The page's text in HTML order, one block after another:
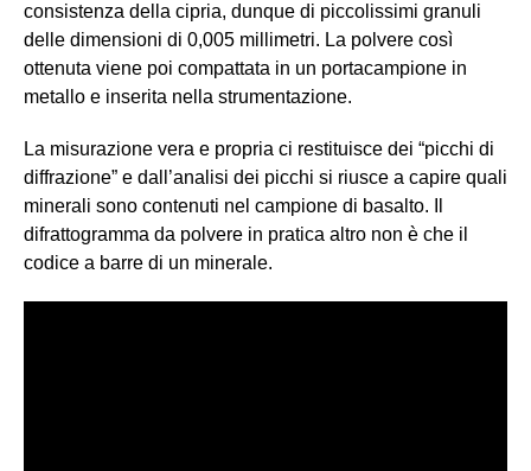
consistenza della cipria, dunque di piccolissimi granuli
delle dimensioni di 0,005 millimetri. La polvere così
ottenuta viene poi compattata in un portacampione in
metallo e inserita nella strumentazione.
La misurazione vera e propria ci restituisce dei “picchi di
diffrazione” e dall’analisi dei picchi si riusce a capire quali
minerali sono contenuti nel campione di basalto. Il
difrattogramma da polvere in pratica altro non è che il
codice a barre di un minerale.